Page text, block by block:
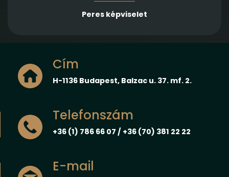
Peres képviselet
Cím
H-1136 Budapest, Balzac u. 37. mf. 2.
Telefonszám
+36 (1) 786 66 07 / +36 (70) 381 22 22
E-mail